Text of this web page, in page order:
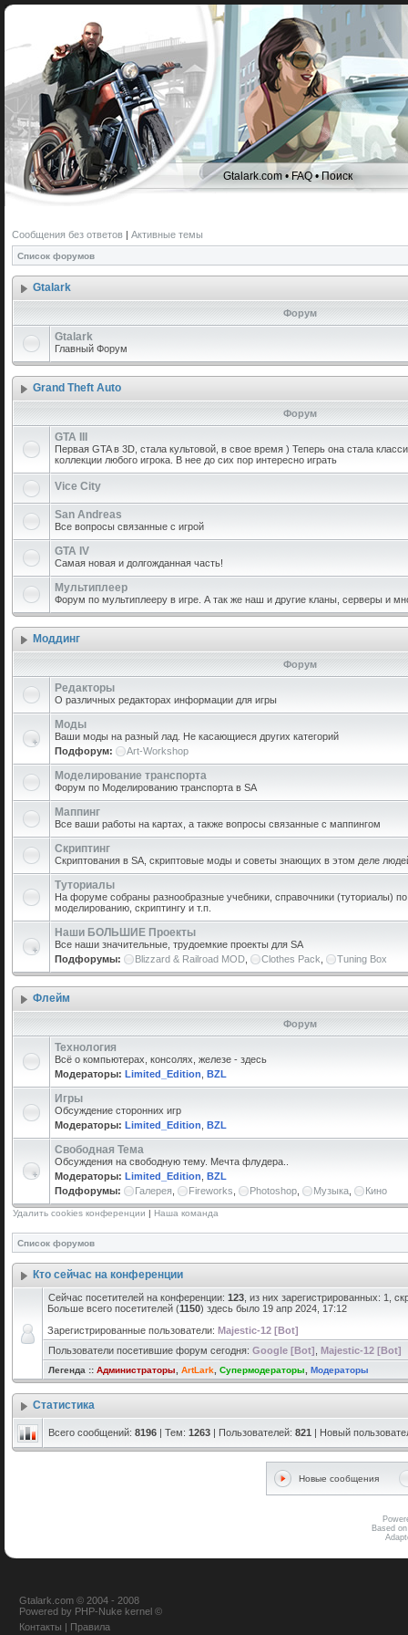
Gtalark.com •FAQ•Поиск
Сообщения без ответов | Активные темы
Список форумов
Gtalark
Форум
Gtalark
Главный Форум
Grand Theft Auto
Форум
GTA III
Первая GTA в 3D, стала культовой, в свое время ) Теперь она стала
коллекции любого игрока. В нее до сих пор интересно играть
Vice City
San Andreas
Все вопросы связанные с игрой
GTA IV
Самая новая и долгожданная часть!
Мультиплеер
Форум по мультиплееру в игре. А так же наш и другие кланы, серверы и
Моддинг
Форум
Редакторы
О различных редакторах информации для игры
Моды
Ваши моды на разный лад. Не касающиеся других категорий
Подфорум:
Art-Workshop
Моделирование транспорта
Форум по Моделированию транспорта в SA
Маппинг
Все ваши работы на картах, а также вопросы связанные с маппингом
Скриптинг
Скриптования в SA, скриптовые моды и советы знающих в этом деле
Туториалы
На форуме собраны разнообразные учебники, справочники (туториалы)
моделированию, скриптингу и т.п.
Наши БОЛЬШИЕ Проекты
Все наши значительные, трудоемкие проекты для SA
Подфорумы:
Blizzard & Railroad MOD Clothes Pack Tuning Box
Флейм
Форум
Технология
Всё о компьютерах, консолях, железе - здесь
Модераторы: Limited_Edition BZL
Игры
Обсуждение сторонних игр
Модераторы: Limited_Edition BZL
Свободная Тема
Обсуждения на свободную тему. Мечта флудера..
Модераторы: Limited_Edition BZL
Подфорумы:
Галерея Fireworks Photoshop Музыка Кино
Удалить cookies конференции | Наша команда
Список форумов
Кто сейчас на конференции
Сейчас посетителей на конференции: 123 , из них зарегистрированных: 1,
Больше всего посетителей (1150) здесь было 19 апр 2024, 17:12
Зарегистрированные пользователи: Majestic-12 [Bot]
Пользователи посетившие форум сегодня: Google [Bot] Majestic-12 [Bot]
Легенда :: Администраторы ArtLark Супермодераторы Модераторы
Статистика
Всего сообщений: 8196 | Тем: 1263 | Пользователей: 821 | Новый
Новые сообщения
Based
Gtalark.com © 2004 - 2008
Powered by PHP-Nuke kernel ©
Контакты | Правила